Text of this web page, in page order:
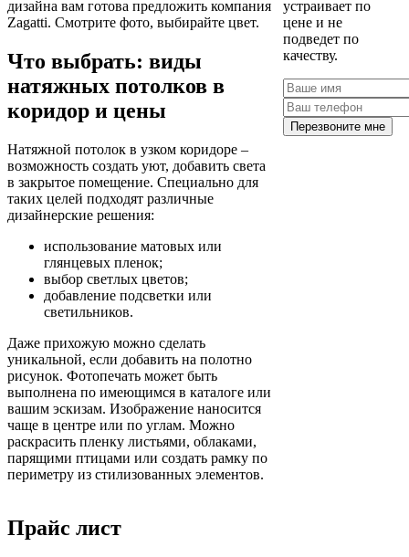
дизайна вам готова предложить компания
Zagatti. Смотрите фото, выбирайте цвет.
Что выбрать: виды
натяжных потолков в
коридор и цены
Натяжной потолок в узком коридоре –
возможность создать уют, добавить света
в закрытое помещение. Специально для
таких целей подходят различные
дизайнерские решения:
использование матовых или
глянцевых пленок;
выбор светлых цветов;
добавление подсветки или
светильников.
Даже прихожую можно сделать
уникальной, если добавить на полотно
рисунок. Фотопечать может быть
выполнена по имеющимся в каталоге или
вашим эскизам. Изображение наносится
чаще в центре или по углам. Можно
раскрасить пленку листьями, облаками,
парящими птицами или создать рамку по
периметру из стилизованных элементов.
устраивает по
цене и не
подведет по
качеству.
Перезвоните мне
Прайс лист